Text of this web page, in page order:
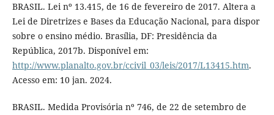
BRASIL. Lei nº 13.415, de 16 de fevereiro de 2017. Altera a
Lei de Diretrizes e Bases da Educação Nacional, para dispor
sobre o ensino médio. Brasília, DF: Presidência da
República, 2017b. Disponível em:
http://www.planalto.gov.br/ccivil_03/leis/2017/L13415.htm.
Acesso em: 10 jan. 2024.
BRASIL. Medida Provisória nº 746, de 22 de setembro de